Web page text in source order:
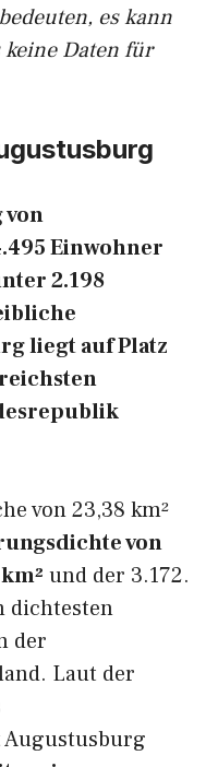
es kann
keine Daten für
von
Einwohner
2.198
liegt auf Platz
von 23,38 km²
von
und der 3.172.
dichtesten
der
Laut der
Augustusburg